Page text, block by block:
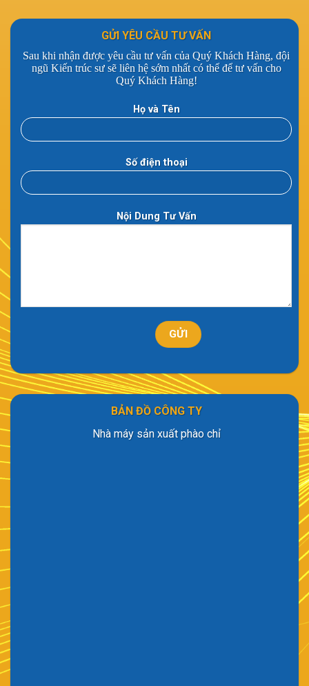
GỬI YÊU CẦU TƯ VẤN
Sau khi nhận được yêu cầu tư vấn của Quý Khách Hàng, đội
ngũ Kiến trúc sư sẽ liên hệ sớm nhất có thể để tư vấn cho
Quý Khách Hàng!
Họ và Tên
Số điện thoại
Nội Dung Tư Vấn
BẢN ĐỒ CÔNG TY
Nhà máy sản xuất phào chỉ